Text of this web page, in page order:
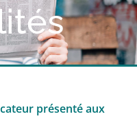
présenté aux